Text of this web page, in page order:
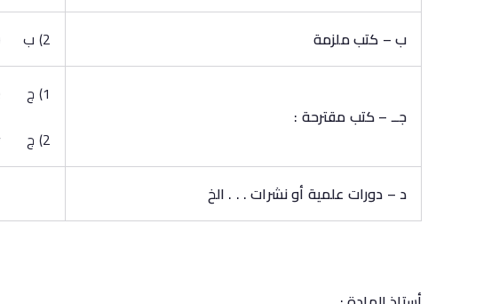
ب – كتب ملزمة 2) ب Course note (hand out of course lecture )
جــ – كتب مقترحة :
1) ج Davidson internal Medicine
2) ج Essential hematology
د – دورات علمية أو نشرات . . . الخ